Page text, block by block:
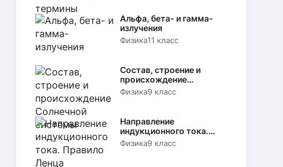
Альфа, бета- и гамма-
излучения
Физика11 класс
Состав, строение и
происхождение
Солнечной системы
Физика9 класс
Направление
индукционного тока.
Правило Ленца
Физика9 класс